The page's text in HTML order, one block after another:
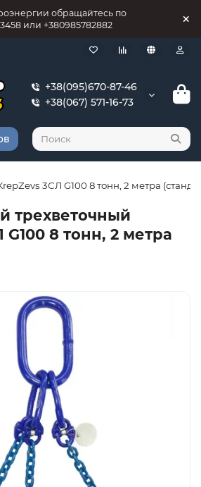
обращайтесь по
или +380985782882
+38(095)670-87-46
+38(067) 571-16-73
3СЛ G100 8 тонн, 2 метра
трехветочный
G100 8 тонн, 2 метра